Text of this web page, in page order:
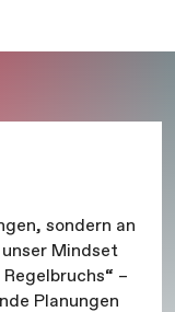
sondern an
Mindset
–
Planungen